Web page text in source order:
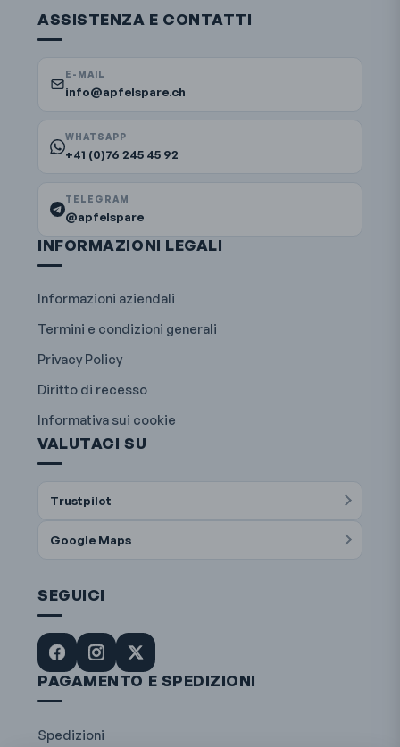
ASSISTENZA E CONTATTI
E-MAIL
info@apfelspare.ch
WHATSAPP
+41 (0)76 245 45 92
TELEGRAM
@apfelspare
INFORMAZIONI LEGALI
Informazioni aziendali
Termini e condizioni generali
Privacy Policy
Diritto di recesso
Informativa sui cookie
VALUTACI SU
Trustpilot
Google Maps
SEGUICI
PAGAMENTO E SPEDIZIONI
Spedizioni